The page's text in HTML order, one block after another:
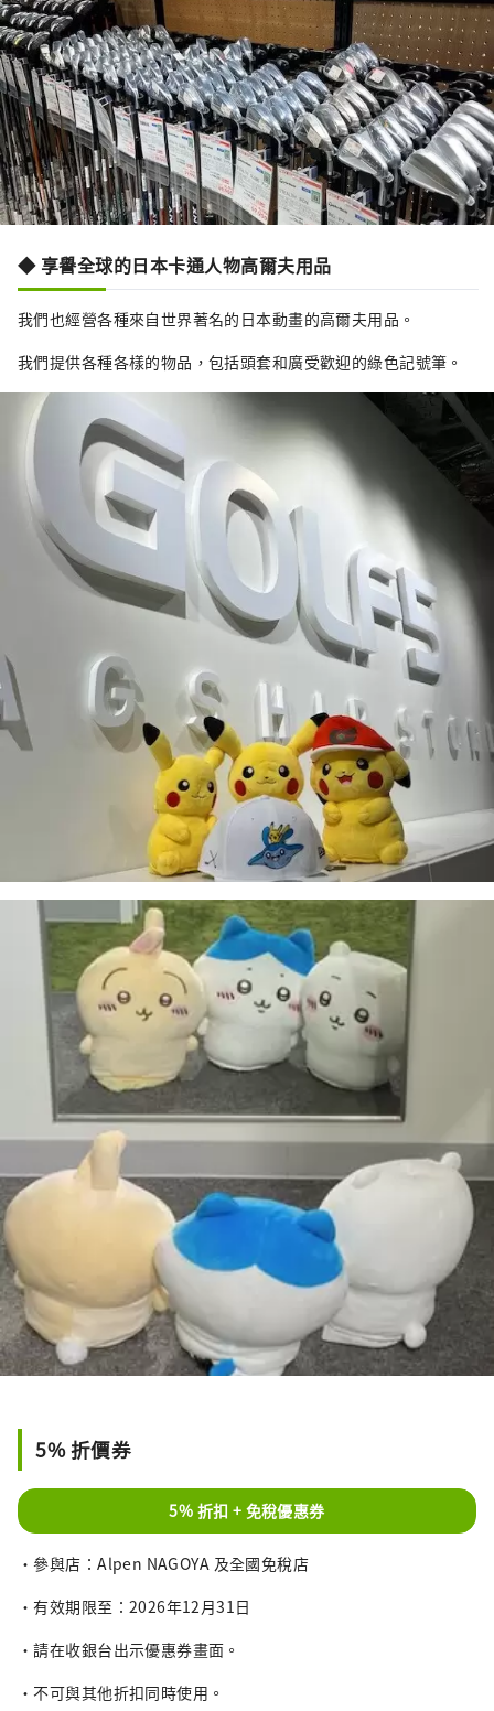
◆ 享譽全球的日本卡通人物高爾夫用品
我們也經營各種來自世界著名的日本動畫的高爾夫用品。
我們提供各種各樣的物品，包括頭套和廣受歡迎的綠色記號筆。
5% 折價券
5% 折扣 + 免稅優惠券
・參與店：Alpen NAGOYA 及全國免稅店
・有效期限至：2026年12月31日
・請在收銀台出示優惠券畫面。
・不可與其他折扣同時使用。